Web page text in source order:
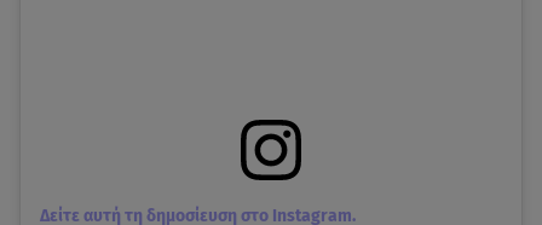
Δείτε αυτή τη δημοσίευση στο Instagram.